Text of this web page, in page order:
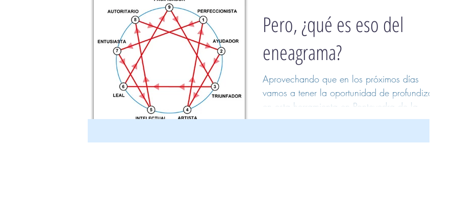
Pero, ¿qué es eso del
eneagrama?
Aprovechando que en los próximos días
vamos a tener la oportunidad de profundizar
en esta herramienta en Pontevedra de la
mano de Nelly...